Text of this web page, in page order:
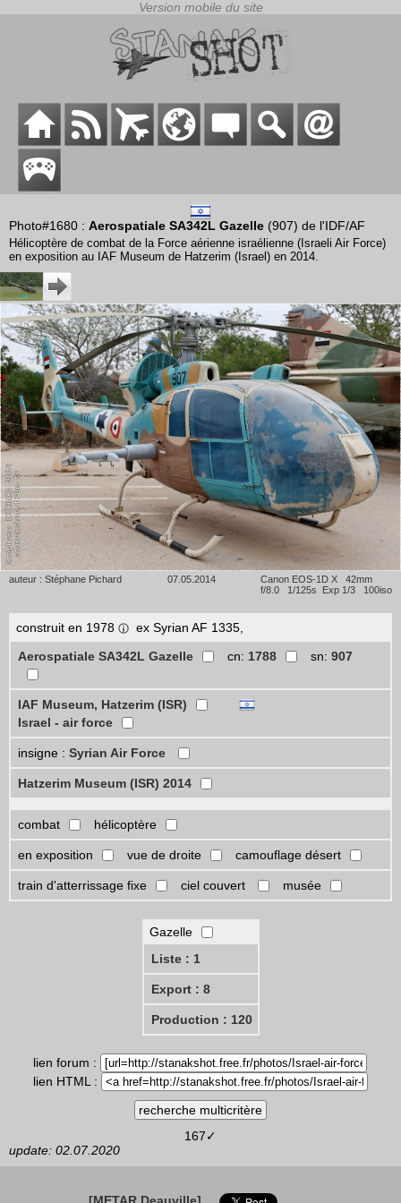
Photo#1680 : Aerospatiale SA342L Gazelle (907) de l'IDF/AF
Hélicoptère de combat de la Force aérienne israélienne (Israeli Air Force)
en exposition au IAF Museum de Hatzerim (Israel) en 2014.
auteur : Stéphane Pichard 07.05.2014
Canon EOS-1D X 42mm
f/8.0 1/125s Exp 1/3 100iso
construit en 1978
ex Syrian AF 1335,
Aerospatiale SA342L Gazelle
cn: 1788 sn: 907
IAF Museum, Hatzerim (ISR)
Israel - air force
insigne : Syrian Air Force
Hatzerim Museum (ISR) 2014
combat hélicoptère
en exposition vue de droite camouflage désert
train d'atterrissage fixe ciel couvert musée
Gazelle
Liste : 1
Export : 8
Production : 120
lien forum :
lien HTML :
167✓
update: 02.07.2020